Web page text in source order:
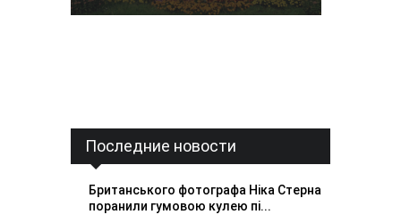
Последние новости
Британського фотографа Ніка Стерна
поранили гумовою кулею пі...